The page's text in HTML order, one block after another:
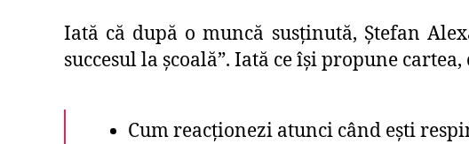
Iată că după o muncă susținută, Ștefan
succesul la școală”. Iată ce își propune
Cum reacţionezi atunci când eşti